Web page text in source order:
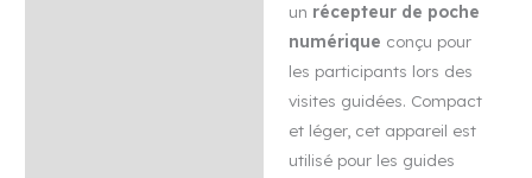
un récepteur de poche
numérique conçu pour
les participants lors des
visites guidées. Compact
et léger, cet appareil est
utilisé pour les guides